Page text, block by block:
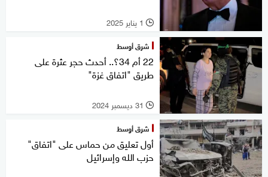
l 1 يناير 2025
شرق أوسط
22 أم 34؟.. أحدث حجر عثرة على
طريق "اتفاق غزة"
l 31 ديسمبر 2024
شرق أوسط
أول تعليق من حماس على "اتفاق"
حزب الله وإسرائيل